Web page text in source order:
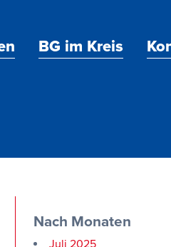
BG im Kreis
Nach Monaten